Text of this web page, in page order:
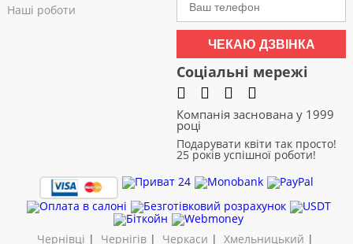
Наші роботи
ЧЕКАЮ ДЗВІНКА
Соціальні мережі
Компанія заснована у 1999
році
Подарувати квіти так просто!
25 років успішної роботи!
Чернівці | Чернігів| Черкаси | Хмельницький |